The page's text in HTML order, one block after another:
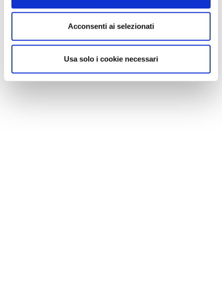
Acconsenti ai selezionati
Usa solo i cookie necessari